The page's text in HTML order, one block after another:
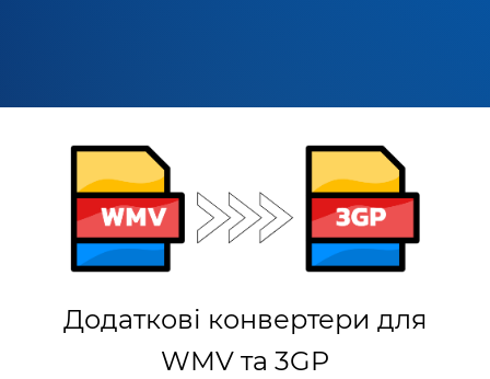
Додаткові конвертери для
WMV та 3GP